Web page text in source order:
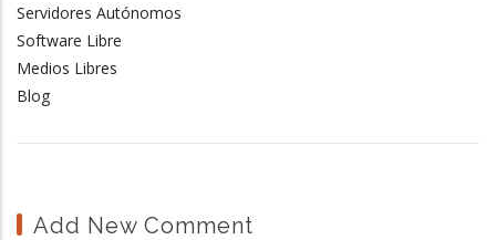
Servidores Autónomos
Software Libre
Medios Libres
Blog
Add New Comment